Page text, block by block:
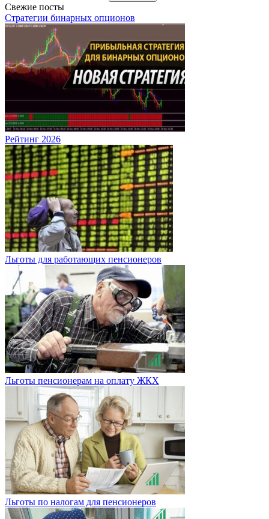
Свежие посты
Стратегии бинарных опционов
Рейтинг 2026
Льготы для работающих пенсионеров
Льготы пенсионерам на оплату ЖКХ
Льготы по налогам для пенсионеров